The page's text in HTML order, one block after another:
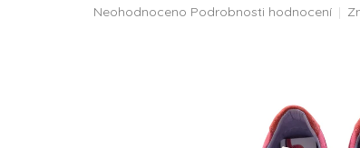
Průměrné
Neohodnoceno Podrobnosti hodnocení